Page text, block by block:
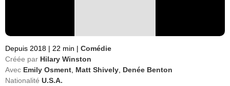
Depuis 2018 | 22 min | Comédie
Créée par Hilary Winston
Avec Emily Osment Matt Shively Denée Benton
Nationalité U.S.A.